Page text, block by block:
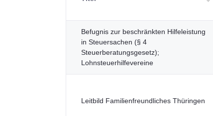
Befugnis zur beschränkten Hilfeleistung
in Steuersachen (§ 4
Steuerberatungsgesetz);
Lohnsteuerhilfevereine
Leitbild Familienfreundliches Thüringen